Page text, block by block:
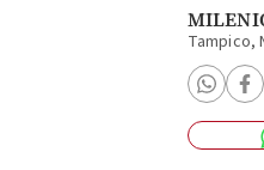
Tampico,